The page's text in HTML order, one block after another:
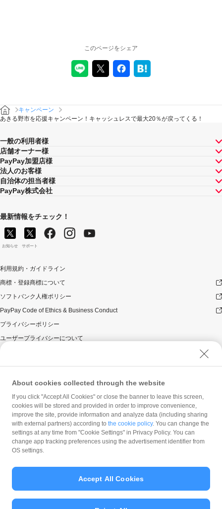
このページをシェア
キャンペーン
あきる野市を応援キャンペーン！キャッシュレスで最大20％が戻ってくる！
一般の利用者様
店舗オーナー様
PayPay加盟店様
法人のお客様
自治体の担当者様
PayPay株式会社
最新情報をチェック！
お知らせ サポート
利用規約・ガイドライン
商標・登録商標について
ソフトバンク人権ポリシー
PayPay Code of Ethics & Business Conduct
プライバシーポリシー
ユーザープライバシーについて
ウェブサイト利用規約
反社会的勢力に対する方針
勧誘方針
マネロン等基本方針
カスタマーハラスメントに関する当社の考え方
© PayPay Corporation
About cookies collected through the website
If you click "Accept All Cookies" or close the banner to leave this screen,
cookies will be stored and provided in order to improve convenience,
improve the site, provide information and analyze data (including sharing
with external partners) according to the cookie policy. You can change the
settings at any time from "Cookie Settings" in Privacy Policy. You can
change app tracking preferences using the advertisement identifier from
OS settings.
Accept All Cookies